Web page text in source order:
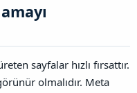
sayfalar hızlı fırsattır.
olmalıdır. Meta